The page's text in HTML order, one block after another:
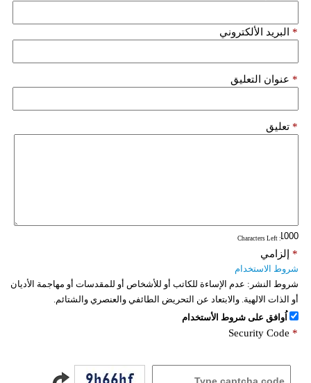
البريد الألكتروني *
عنوان التعليق *
تعليق *
: Characters Left
إلزامي *
شروط الاستخدام
شروط النشر: عدم الإساءة للكاتب أو للأشخاص أو للمقدسات أو مهاجمة الأديان
أو الذات الالهية. والابتعاد عن التحريض الطائفي والعنصري والشتائم.
اُوافق على شروط الأستخدام
Security Code *